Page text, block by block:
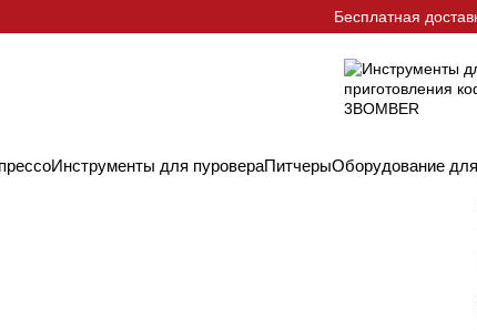
Бесплатная
Инструменты для пуровераПитчерыОборудование